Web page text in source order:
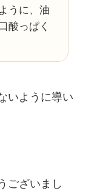
うに、油
酸っぱく
いように導い
ございまし